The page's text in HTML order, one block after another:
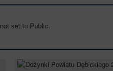
set to Public.